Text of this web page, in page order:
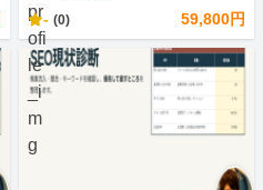
- (0) 59,800円